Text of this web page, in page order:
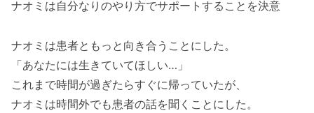
ナオミは自分なりのやり方でサポートすることを決意
ナオミは患者ともっと向き合うことにした。
「あなたには生きていてほしい…」
これまで時間が過ぎたらすぐに帰っていたが、
ナオミは時間外でも患者の話を聞くことにした。